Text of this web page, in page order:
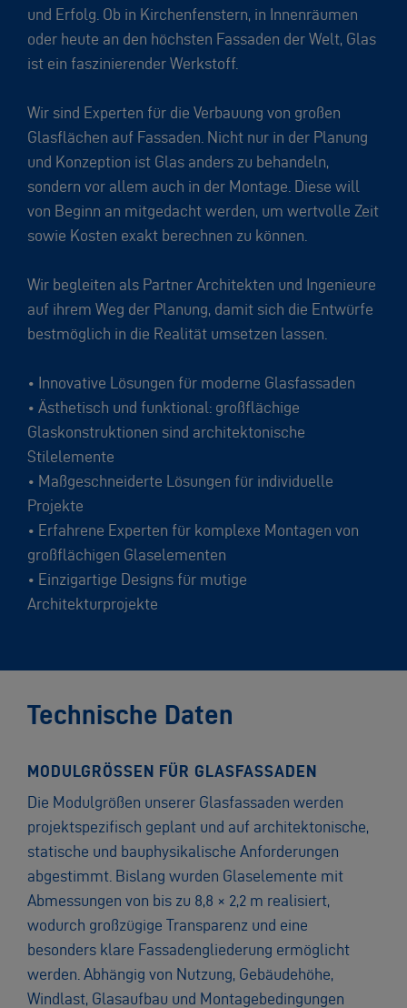
und Erfolg. Ob in Kirchenfenstern, in Innenräumen
oder heute an den höchsten Fassaden der Welt, Glas
ist ein faszinierender Werkstoff.
Wir sind Experten für die Verbauung von großen
Glasflächen auf Fassaden. Nicht nur in der Planung
und Konzeption ist Glas anders zu behandeln,
sondern vor allem auch in der Montage. Diese will
von Beginn an mitgedacht werden, um wertvolle Zeit
sowie Kosten exakt berechnen zu können.
Wir begleiten als Partner Architekten und Ingenieure
auf ihrem Weg der Planung, damit sich die Entwürfe
bestmöglich in die Realität umsetzen lassen.
• Innovative Lösungen für moderne Glasfassaden
• Ästhetisch und funktional: großflächige
Glaskonstruktionen sind architektonische
Stilelemente
• Maßgeschneiderte Lösungen für individuelle
Projekte
• Erfahrene Experten für komplexe Montagen von
großflächigen Glaselementen
• Einzigartige Designs für mutige
Architekturprojekte
Technische Daten
MODULGRÖSSEN FÜR GLASFASSADEN
Die Modulgrößen unserer Glasfassaden werden
projektspezifisch geplant und auf architektonische,
statische und bauphysikalische Anforderungen
abgestimmt. Bislang wurden Glaselemente mit
Abmessungen von bis zu 8,8 × 2,2 m realisiert,
wodurch großzügige Transparenz und eine
besonders klare Fassadengliederung ermöglicht
werden. Abhängig von Nutzung, Gebäudehöhe,
Windlast, Glasaufbau und Montagebedingungen